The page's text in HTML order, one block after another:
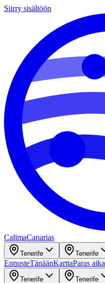
Siirry sisältöön
CalimaCanarias
Tenerife Tenerife
EnnusteTänäänKarttaParas aika
Tenerife Tenerife